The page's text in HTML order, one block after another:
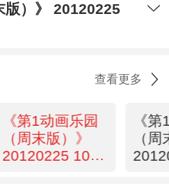
版）》 20120225
查看更多
《第1动画乐园
（周末版）》
20120225 10：
《
（